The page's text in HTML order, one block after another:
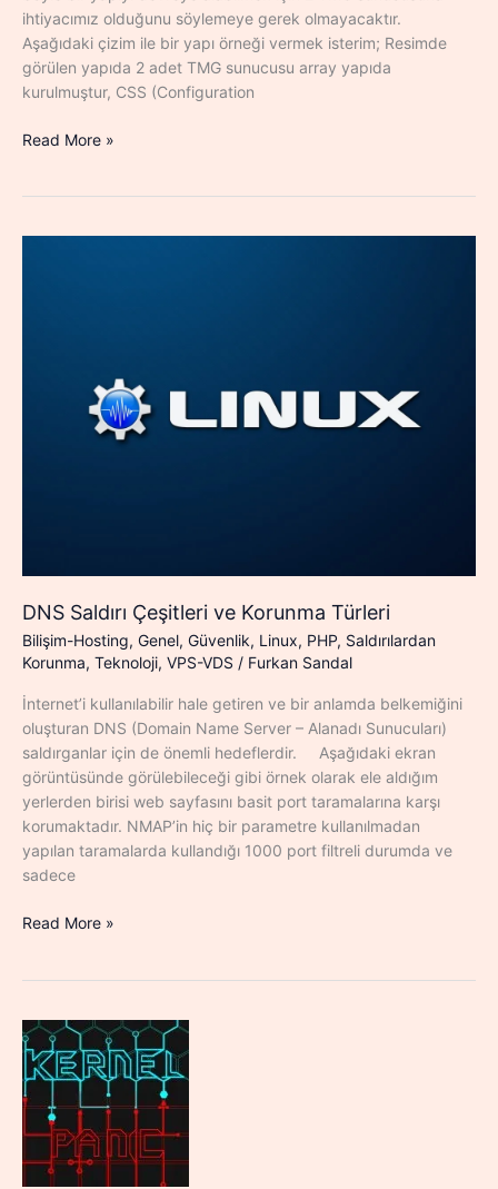
ihtiyacımız olduğunu söylemeye gerek olmayacaktır.
Aşağıdaki çizim ile bir yapı örneği vermek isterim; Resimde
görülen yapıda 2 adet TMG sunucusu array yapıda
kurulmuştur, CSS (Configuration
TMG
Read More »
DNS Saldırı Çeşitleri ve Korunma Türleri
Bilişim-Hosting, Genel, Güvenlik, Linux, PHP, Saldırılardan
Korunma, Teknoloji, VPS-VDS / Furkan Sandal
İnternet’i kullanılabilir hale getiren ve bir anlamda belkemiğini
oluşturan DNS (Domain Name Server – Alanadı Sunucuları)
saldırganlar için de önemli hedeflerdir. Aşağıdaki ekran
görüntüsünde görülebileceği gibi örnek olarak ele aldığım
yerlerden birisi web sayfasını basit port taramalarına karşı
korumaktadır. NMAP’in hiç bir parametre kullanılmadan
yapılan taramalarda kullandığı 1000 port filtreli durumda ve
sadece
DNS
Korunma
Türleri
Read More »